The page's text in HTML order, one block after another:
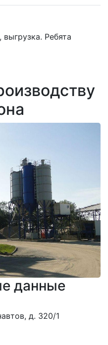
выгрузка. Ребята
данные
д. 320/1